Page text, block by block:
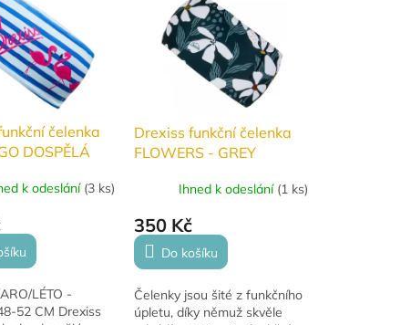
velikost, což...
čelenka
DOSPĚLÁ
k odeslání (3 ks)
LÉTO -
52 CM Drexiss
Drexiss funkční čelenka
FLOWERS - GREY
Ihned k odeslání (1 ks)
350 Kč
Do košíku
Čelenky jsou šité z funkčního
úpletu, díky němuž skvěle